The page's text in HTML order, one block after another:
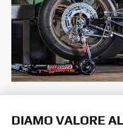
By Workhorse Speed
DIAMO VALORE